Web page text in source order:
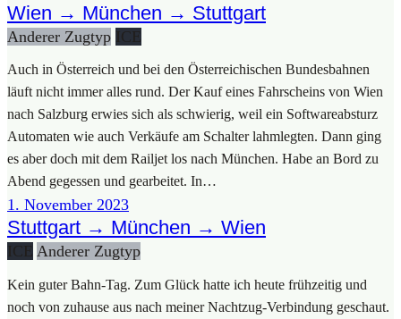
Wien → München → Stuttgart
Ande­rer Zug­typ ICE
Auch in Öster­reich und bei den Öster­rei­chi­schen Bun­des­bah­nen
läuft nicht immer alles rund. Der Kauf eines Fahr­scheins von Wien
nach Salz­burg erwies sich als schwie­rig, weil ein Soft­ware­ab­sturz
Auto­ma­ten wie auch Ver­käu­fe am Schal­ter lahm­leg­ten. Dann ging
es aber doch mit dem Rail­jet los nach Mün­chen. Habe an Bord zu
Abend geges­sen und gear­bei­tet. In…
1. Novem­ber 2023
Stuttgart → München → Wien
ICE Ande­rer Zug­typ
Kein guter Bahn-Tag. Zum Glück hat­te ich heu­te früh­zei­tig und
noch von zuhau­se aus nach mei­ner Nach­t­­zug-Ver­­­bin­­dung geschaut.